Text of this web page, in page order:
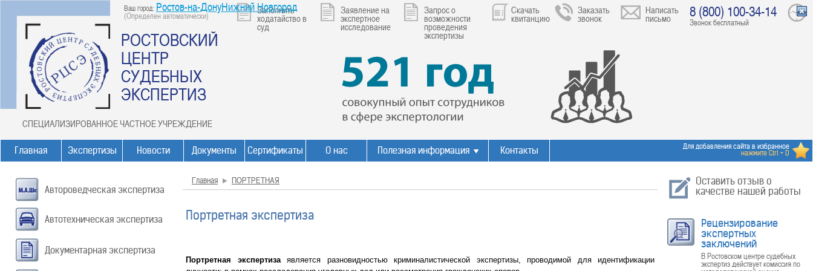
Ваш город: Ростов-на-ДонуНижний Новгород
(Определен автоматически)
РОСТОВСКИЙ
ЦЕНТР
СУДЕБНЫХ
ЭКСПЕРТИЗ
СПЕЦИАЛИЗИРОВАННОЕ ЧАСТНОЕ УЧРЕЖДЕНИЕ
Заполнить
ходатайство в
суд
Заявление на
экспертное
исследование
Запрос о
возможности
проведения
экспертизы
Скачать
квитанцию
Заказать
звонок
Написать
письмо 8 (800) 100-34-14
Звонок бесплатный
Главная Экспертизы Новости Документы Сертификаты О нас Полезная информация Контакты Для добавления сайта в избранное
нажмите Ctrl + D
Автороведческая экспертиза
Автотехническая экспертиза
Документарная экспертиза
Главная ПОРТРЕТНАЯ
Портретная экспертиза
Портретная экспертиза является разновидностью криминалистической экспертизы, проводимой для идентификации
Оставить отзыв о
качестве нашей работы
Рецензирование
экспертных
заключений
В Ростовском центре судебных
экспертиз действует комиссия по